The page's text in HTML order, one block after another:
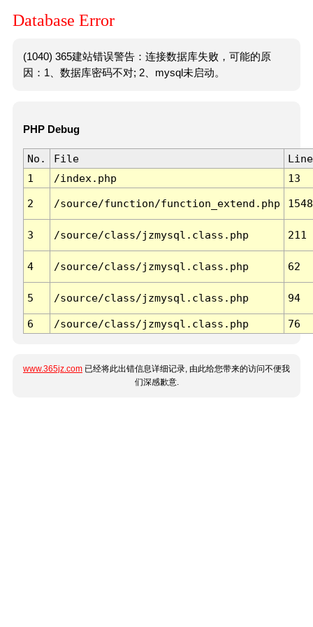
Database Error
(1040) 365建站错误警告：连接数据库失败，可能的原
因：1、数据库密码不对; 2、mysql未启动。
PHP Debug
No. File
Line
1
/index.php 13
2 /source/function/function_extend.php 1548
3 /source/class/jzmysql.class.php 211
4 /source/class/jzmysql.class.php 62
5 /source/class/jzmysql.class.php 94
6 /source/class/jzmysql.class.php 76
www.365jz.com 已经将此出错信息详细记录, 由此给您带来的访问不便我
们深感歉意.